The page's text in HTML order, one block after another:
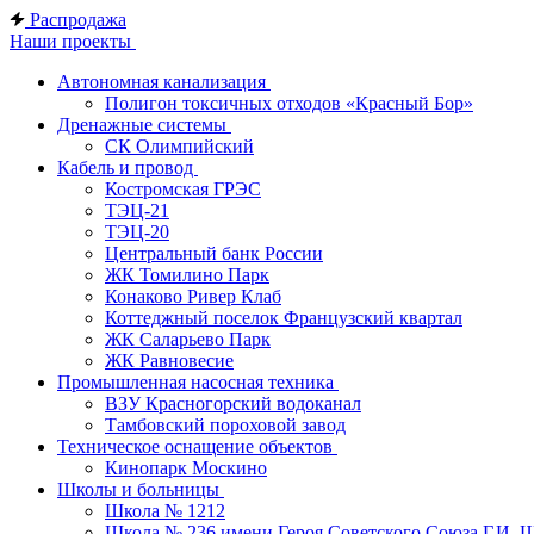
Распродажа
Наши проекты
Автономная канализация
Полигон токсичных отходов «Красный Бор»
Дренажные системы
СК Олимпийский
Кабель и провод
Костромская ГРЭС
ТЭЦ-21
ТЭЦ-20
Центральный банк России
ЖК Томилино Парк
Конаково Ривер Клаб
Коттеджный поселок Французский квартал
ЖК Саларьево Парк
ЖК Равновесие
Промышленная насосная техника
ВЗУ Красногорский водоканал
Тамбовский пороховой завод
Техническое оснащение объектов
Кинопарк Москино
Школы и больницы
Школа № 1212